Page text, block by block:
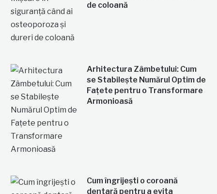
de coloană
Arhitectura Zâmbetului: Cum
se Stabilește Numărul Optim de
Fațete pentru o Transformare
Armonioasă
Cum îngrijești o coroană
dentară pentru a evita